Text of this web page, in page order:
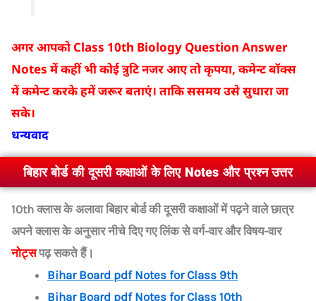
अगर आपको Class 10th Biology Question Answer
Notes में कहीं भी कोई त्रुटि नजर आए तो कृपया, कमेन्ट बॉक्स
में कमेन्ट करके हमें जरूर बताएं। ताकि ससमय उसे सुधारा जा
सके।
धन्यवाद
बिहार बोर्ड की दूसरी कक्षाओं के लिए Notes और प्रश्न उत्तर
10th क्लास के अलावा बिहार बोर्ड की दूसरी कक्षाओं में पढ़ने वाले छात्र
अपने क्लास के अनुसार नीचे दिए गए लिंक से वर्ग-वार और विषय-वार
नोट्सपढ़ सकते हैं।
Bihar Board pdf Notes for Class 9th
Bihar Board pdf Notes for Class 10th